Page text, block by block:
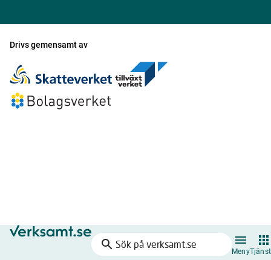
search
Sök
Meny
Drivs gemensamt av